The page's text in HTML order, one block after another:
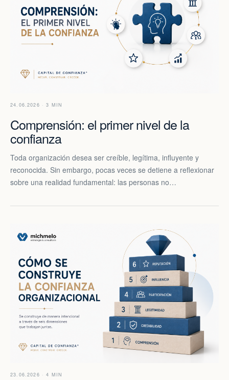
24.06.2026 · 3 MIN
Comprensión: el primer nivel de la
confianza
Toda organización desea ser creíble, legítima, influyente y
reconocida. Sin embargo, pocas veces se detiene a reflexionar
sobre una realidad fundamental: las personas no…
23.06.2026 · 4 MIN